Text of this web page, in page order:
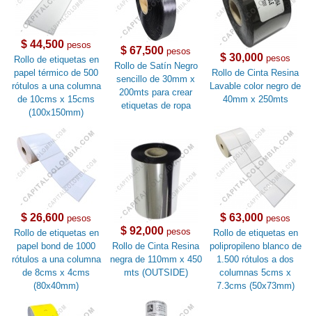
$ 44,500 pesos
Rollo de etiquetas en
papel térmico de 500
rótulos a una columna
de 10cms x 15cms
(100x150mm)
$ 67,500 pesos
Rollo de Satín Negro
sencillo de 30mm x
200mts para crear
etiquetas de ropa
$ 30,000 pesos
Rollo de Cinta Resina
Lavable color negro de
40mm x 250mts
$ 26,600 pesos
Rollo de etiquetas en
papel bond de 1000
rótulos a una columna
de 8cms x 4cms
(80x40mm)
$ 92,000 pesos
Rollo de Cinta Resina
negra de 110mm x 450
mts (OUTSIDE)
$ 63,000 pesos
Rollo de etiquetas en
polipropileno blanco de
1.500 rótulos a dos
columnas 5cms x
7.3cms (50x73mm)